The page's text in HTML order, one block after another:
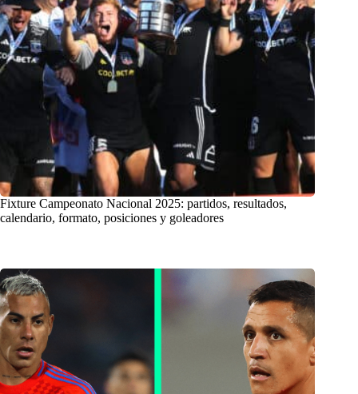
Fixture Campeonato Nacional 2025: partidos, resultados,
calendario, formato, posiciones y goleadores